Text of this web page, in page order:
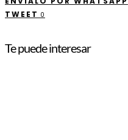
TWEET 0
Te puede interesar